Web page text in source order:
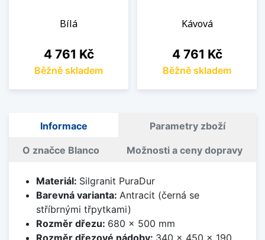
Bílá
Cena
4 761 Kč
Běžně skladem
Kávová
Cena
4 761 Kč
Běžně skladem
Informace Parametry zboží
O značce Blanco Možnosti a ceny dopravy
Materiál: Silgranit PuraDur
Barevná varianta: Antracit (černá se
stříbrnými třpytkami)
Rozměr dřezu: 680 x 500 mm
Rozměr dřezové nádoby: 340 x 450 x 190